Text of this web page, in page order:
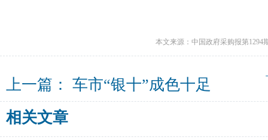
本文来源：中国政府采购报第1294
上一篇： 车市“银十”成色十足
相关文章